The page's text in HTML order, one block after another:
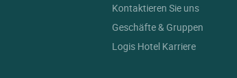
Kontaktieren Sie uns
Geschäfte & Gruppen
Logis Hotel Karriere